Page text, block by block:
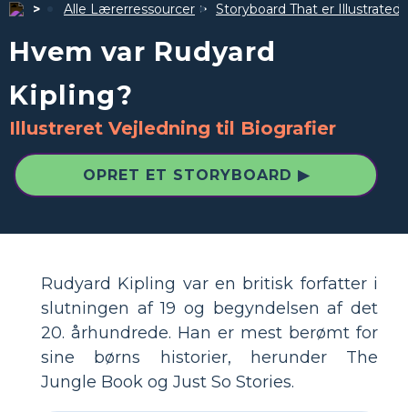
Alle Lærerressourcer Storyboard That er Illustrated
Hvem var Rudyard
Kipling?
Illustreret Vejledning til Biografier
OPRET ET STORYBOARD ▶
Rudyard Kipling var en britisk forfatter i
slutningen af ​​19 og begyndelsen af ​​det
20. århundrede. Han er mest berømt for
sine børns historier, herunder The
Jungle Book og Just So Stories.